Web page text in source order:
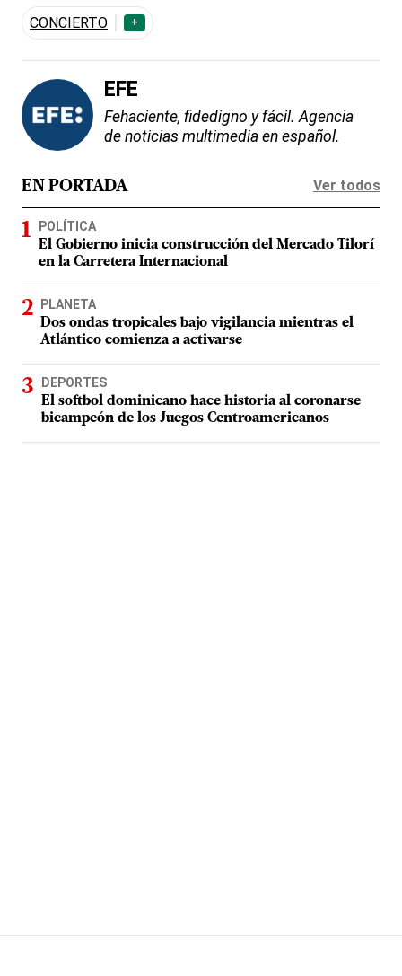
CONCIERTO +
EFE
Fehaciente, fidedigno y fácil. Agencia
de noticias multimedia en español.
EN PORTADA Ver todos
POLÍTICA
El Gobierno inicia construcción del Mercado Tilorí
en la Carretera Internacional
PLANETA
Dos ondas tropicales bajo vigilancia mientras el
Atlántico comienza a activarse
DEPORTES
El softbol dominicano hace historia al coronarse
bicampeón de los Juegos Centroamericanos